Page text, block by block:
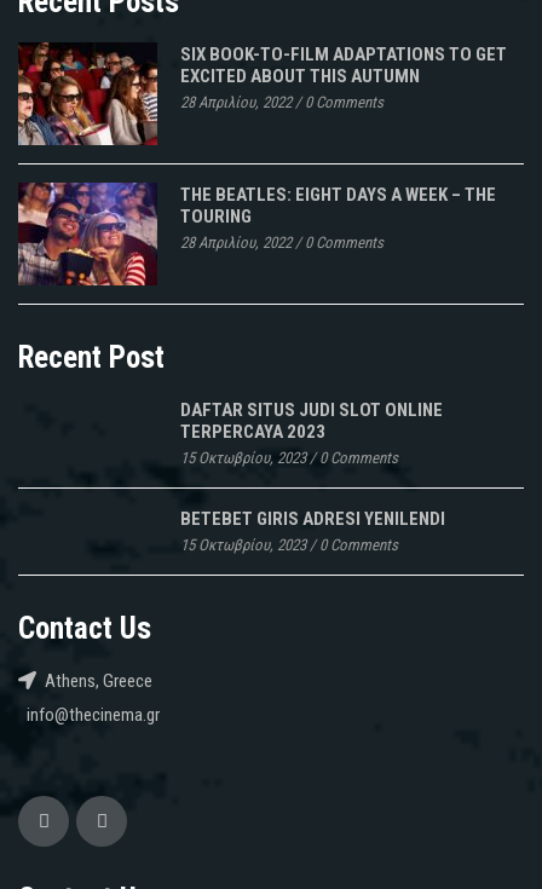
SIX BOOK-TO-FILM ADAPTATIONS TO GET
EXCITED ABOUT THIS AUTUMN
28 Απριλίου, 2022/0 Comments
THE BEATLES: EIGHT DAYS A WEEK – THE
TOURING
28 Απριλίου, 2022/0 Comments
Recent Post
DAFTAR SITUS JUDI SLOT ONLINE
TERPERCAYA 2023
15 Οκτωβρίου, 2023/0 Comments
BETEBET GIRIS ADRESI YENILENDI
15 Οκτωβρίου, 2023/0 Comments
Contact Us
Athens, Greece
info@thecinema.gr